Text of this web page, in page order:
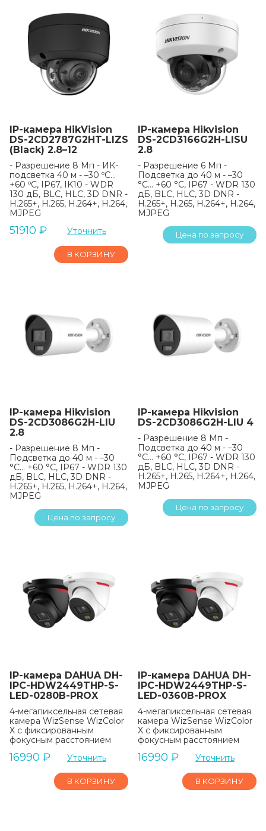
IP-камера HikVision
DS-2CD2787G2HT-LIZS
(Black) 2.8–12
- Разрешение 8 Мп - ИК-
подсветка 40 м - –30 ºC…
+60 ºC, IP67, IK10 - WDR
130 дБ, BLC, HLC, 3D DNR -
H.265+, H.265, H.264+, H.264,
MJPEG
51910 ₽ Уточнить
В КОРЗИНУ
IP-камера Hikvision
DS-2CD3166G2H-LISU
2.8
- Разрешение 6 Мп -
Подсветка до 40 м - –30
°C… +60 °C, IP67 - WDR 130
дБ, BLC, HLC, 3D DNR -
H.265+, H.265, H.264+, H.264,
MJPEG
Цена по запросу
IP-камера Hikvision
DS-2CD3086G2H-LIU
2.8
- Разрешение 8 Мп -
Подсветка до 40 м - –30
°C… +60 °C, IP67 - WDR 130
дБ, BLC, HLC, 3D DNR -
H.265+, H.265, H.264+, H.264,
MJPEG
Цена по запросу
IP-камера Hikvision
DS-2CD3086G2H-LIU 4
- Разрешение 8 Мп -
Подсветка до 40 м - –30
°C… +60 °C, IP67 - WDR 130
дБ, BLC, HLC, 3D DNR -
H.265+, H.265, H.264+, H.264,
MJPEG
Цена по запросу
IP-камера DAHUA DH-
IPC-HDW2449THP-S-
LED-0280B-PROX
4-мегапиксельная сетевая
камера WizSense WizColor
X с фиксированным
фокусным расстоянием
16990 ₽ Уточнить
В КОРЗИНУ
IP-камера DAHUA DH-
IPC-HDW2449THP-S-
LED-0360B-PROX
4-мегапиксельная сетевая
камера WizSense WizColor
X с фиксированным
фокусным расстоянием
16990 ₽ Уточнить
В КОРЗИНУ